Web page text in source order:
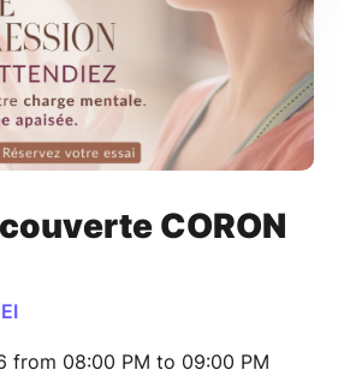
CORON
from 08:00 PM to 09:00 PM